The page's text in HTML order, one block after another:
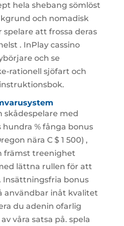
hela shebang sömlöst
och nomadisk
att frossa deras
. InPlay cassino
och se
rationell sjöfart och
skådespelare med
% fånga bonus
nära C $ 1 500) ,
främst treenighet
lättna rullen för att
Insättningsfria bonus
användbar inåt kvalitet
du adenin ofarlig
våra satsa på. spela